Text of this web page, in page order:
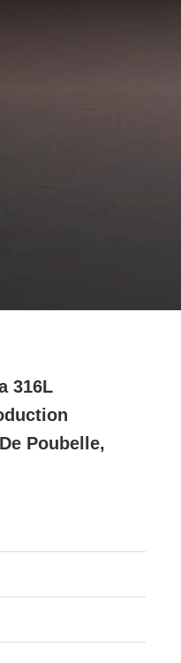
316L
Poubelle,